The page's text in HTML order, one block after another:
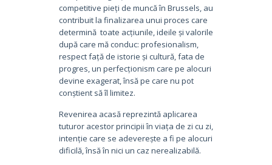
competitive pieți de muncă în Brussels, au
contribuit la finalizarea unui proces care
determină toate acțiunile, ideile și valorile
după care mă conduc: profesionalism,
respect față de istorie și cultură, fata de
progres, un perfecționism care pe alocuri
devine exagerat, însă pe care nu pot
conștient să îl limitez.
Revenirea acasă reprezintă aplicarea
tuturor acestor principii în viața de zi cu zi,
intenție care se adeverește a fi pe alocuri
dificilă, însă în nici un caz nerealizabilă.